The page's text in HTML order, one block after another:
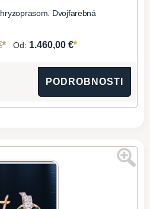
Dvojfarebná
* Od: 1.460,00 €*
PODROBNOSTI